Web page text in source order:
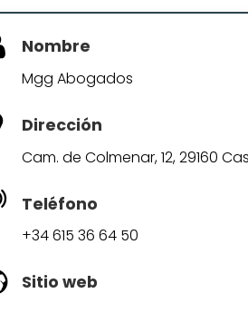
Nombre
Mgg Abogados
Dirección
Cam. de Colmenar, 12, 29160
Teléfono
+34 615 36 64 50
Sitio web